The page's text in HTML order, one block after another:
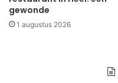
gewonde
1 augustus 2026